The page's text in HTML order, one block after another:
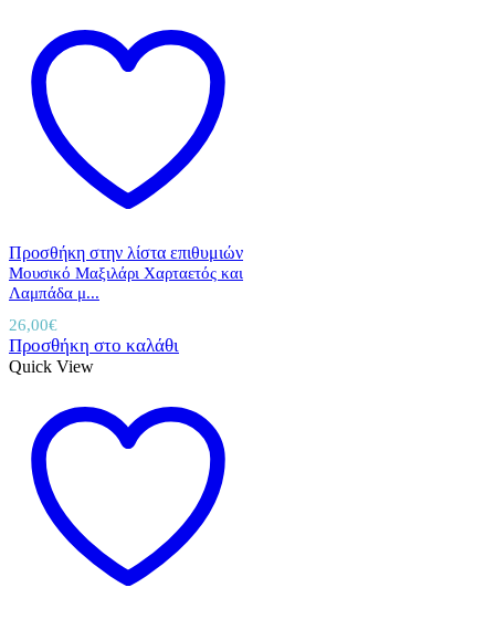
Προσθήκη στην λίστα επιθυμιών
Μουσικό Μαξιλάρι Χαρταετός και
Λαμπάδα μ...
26,00€
Προσθήκη στο καλάθι
Quick View